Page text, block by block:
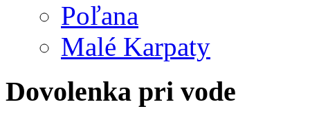
Poľana
Malé Karpaty
Dovolenka pri vode